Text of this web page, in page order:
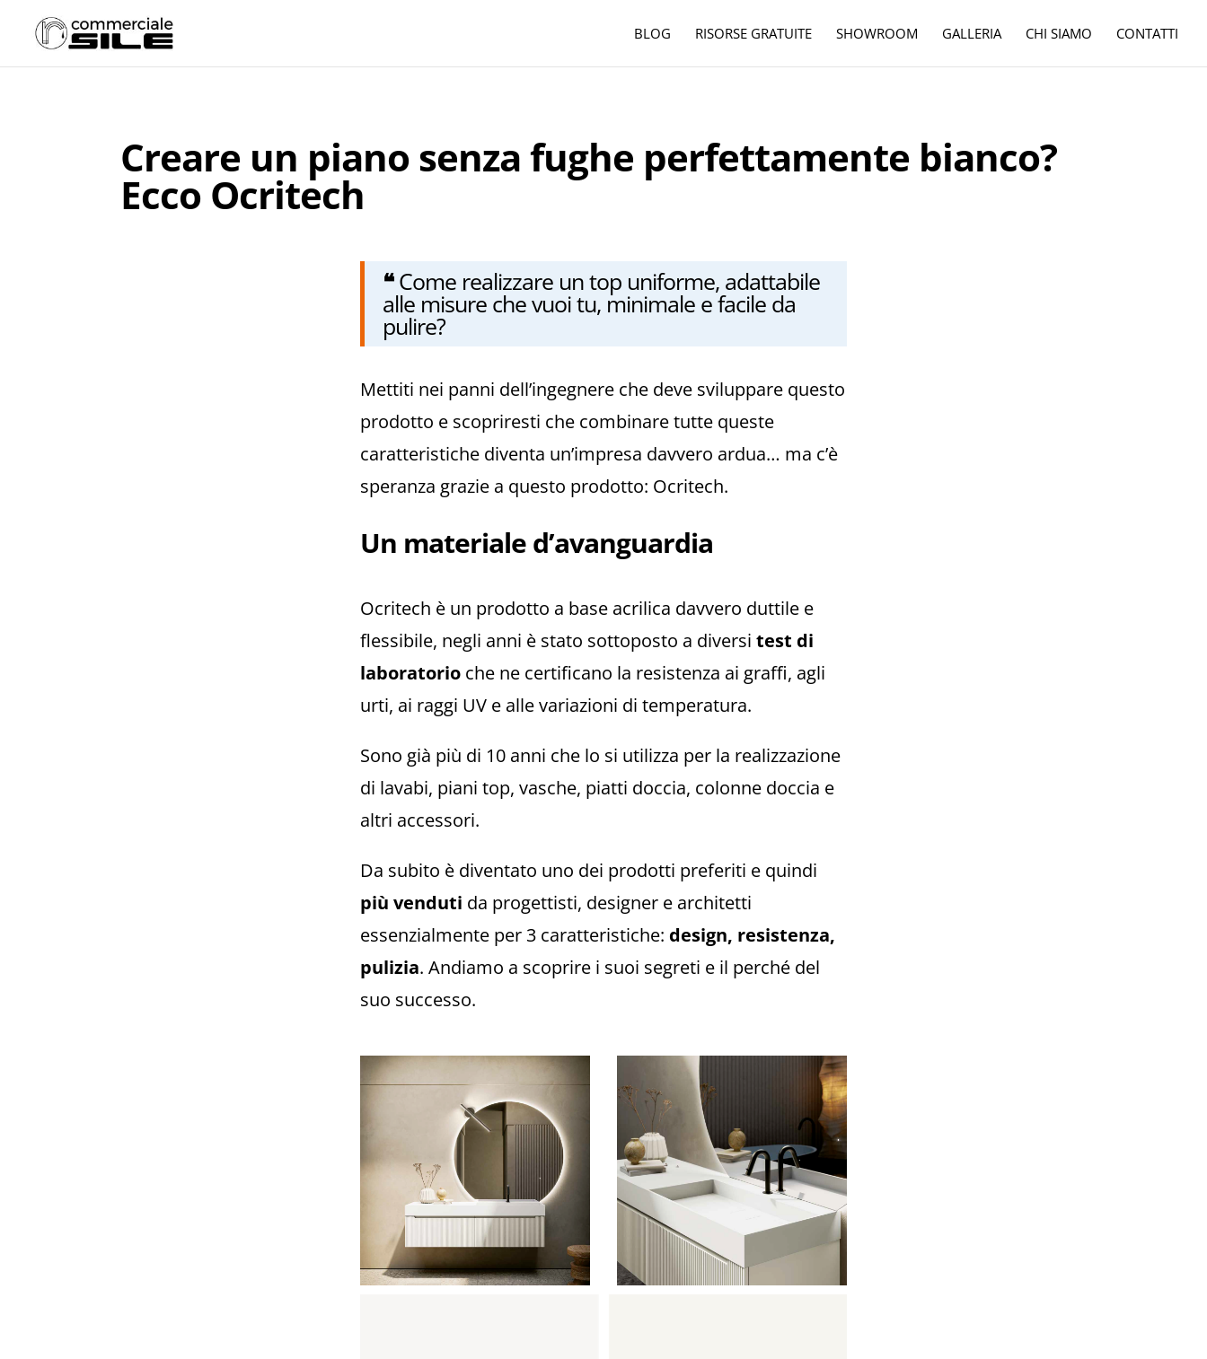
BLOG RISORSE GRATUITE SHOWROOM GALLERIA CHI SIAMO CONTATTI
Creare un piano senza fughe perfettamente bianco?
Ecco Ocritech
❝Come realizzare un top uniforme, adattabile
alle misure che vuoi tu, minimale e facile da
pulire?
Mettiti nei panni dell’ingegnere che deve sviluppare questo
prodotto e scopriresti che combinare tutte queste
caratteristiche diventa un’impresa davvero ardua… ma c’è
speranza grazie a questo prodotto: Ocritech.
Un materiale d’avanguardia
Ocritech è un prodotto a base acrilica davvero duttile e
flessibile, negli anni è stato sottoposto a diversi test di
laboratorio che ne certificano la resistenza ai graffi, agli
urti, ai raggi UV e alle variazioni di temperatura.
Sono già più di 10 anni che lo si utilizza per la realizzazione
di lavabi, piani top, vasche, piatti doccia, colonne doccia e
altri accessori.
Da subito è diventato uno dei prodotti preferiti e quindi
più venduti da progettisti, designer e architetti
essenzialmente per 3 caratteristiche: design, resistenza,
pulizia. Andiamo a scoprire i suoi segreti e il perché del
suo successo.